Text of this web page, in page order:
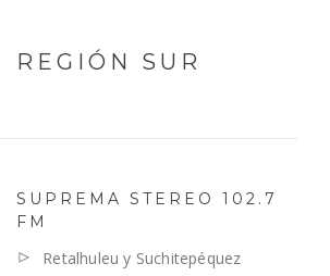
REGIÓN SUR
SUPREMA STEREO 102.7
FM
Retalhuleu y Suchitepéquez